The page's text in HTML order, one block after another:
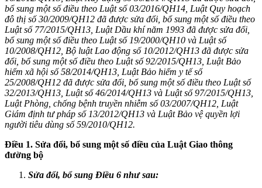
bổ sung một số điều theo Luật số03/2016/QH14, Luật Quy hoạch
đô thị số30/2009/QH12 đã được sửa đổi, bổ sung một số điều theo
Luật số 77/2015/QH13, Luật Dầu khínăm 1993 đã được sửa đổi,
bổ sung một số điều theo Luật số 19/2000/QH10 và Luật số
10/2008/QH12, Bộ luật Lao động số 10/2012/QH13 đã được sửa
đổi, bổ sung một số điều theo Luật số92/2015/QH13, Luật Bảo
hiểm xã hội số58/2014/QH13, Luật Bảo hiểm y tế số
25/2008/QH12 đã được sửa đổi, bổ sung một số điều theo Luật số
32/2013/QH13, Luật số46/2014/QH13 và Luật số97/2015/QH13,
Luật Phòng, chống bệnh truyền nhiễm số03/2007/QH12, Luật
Giám định tư pháp số 13/2012/QH13 và Luật Bảo vệ quyền lợi
người tiêu dùng số59/2010/QH12.
Điều 1. Sửa đổi, bổ sung một số điều của Luật Giao thông
đường bộ
Sửa đổi, bổ sung Điều 6 như sau: